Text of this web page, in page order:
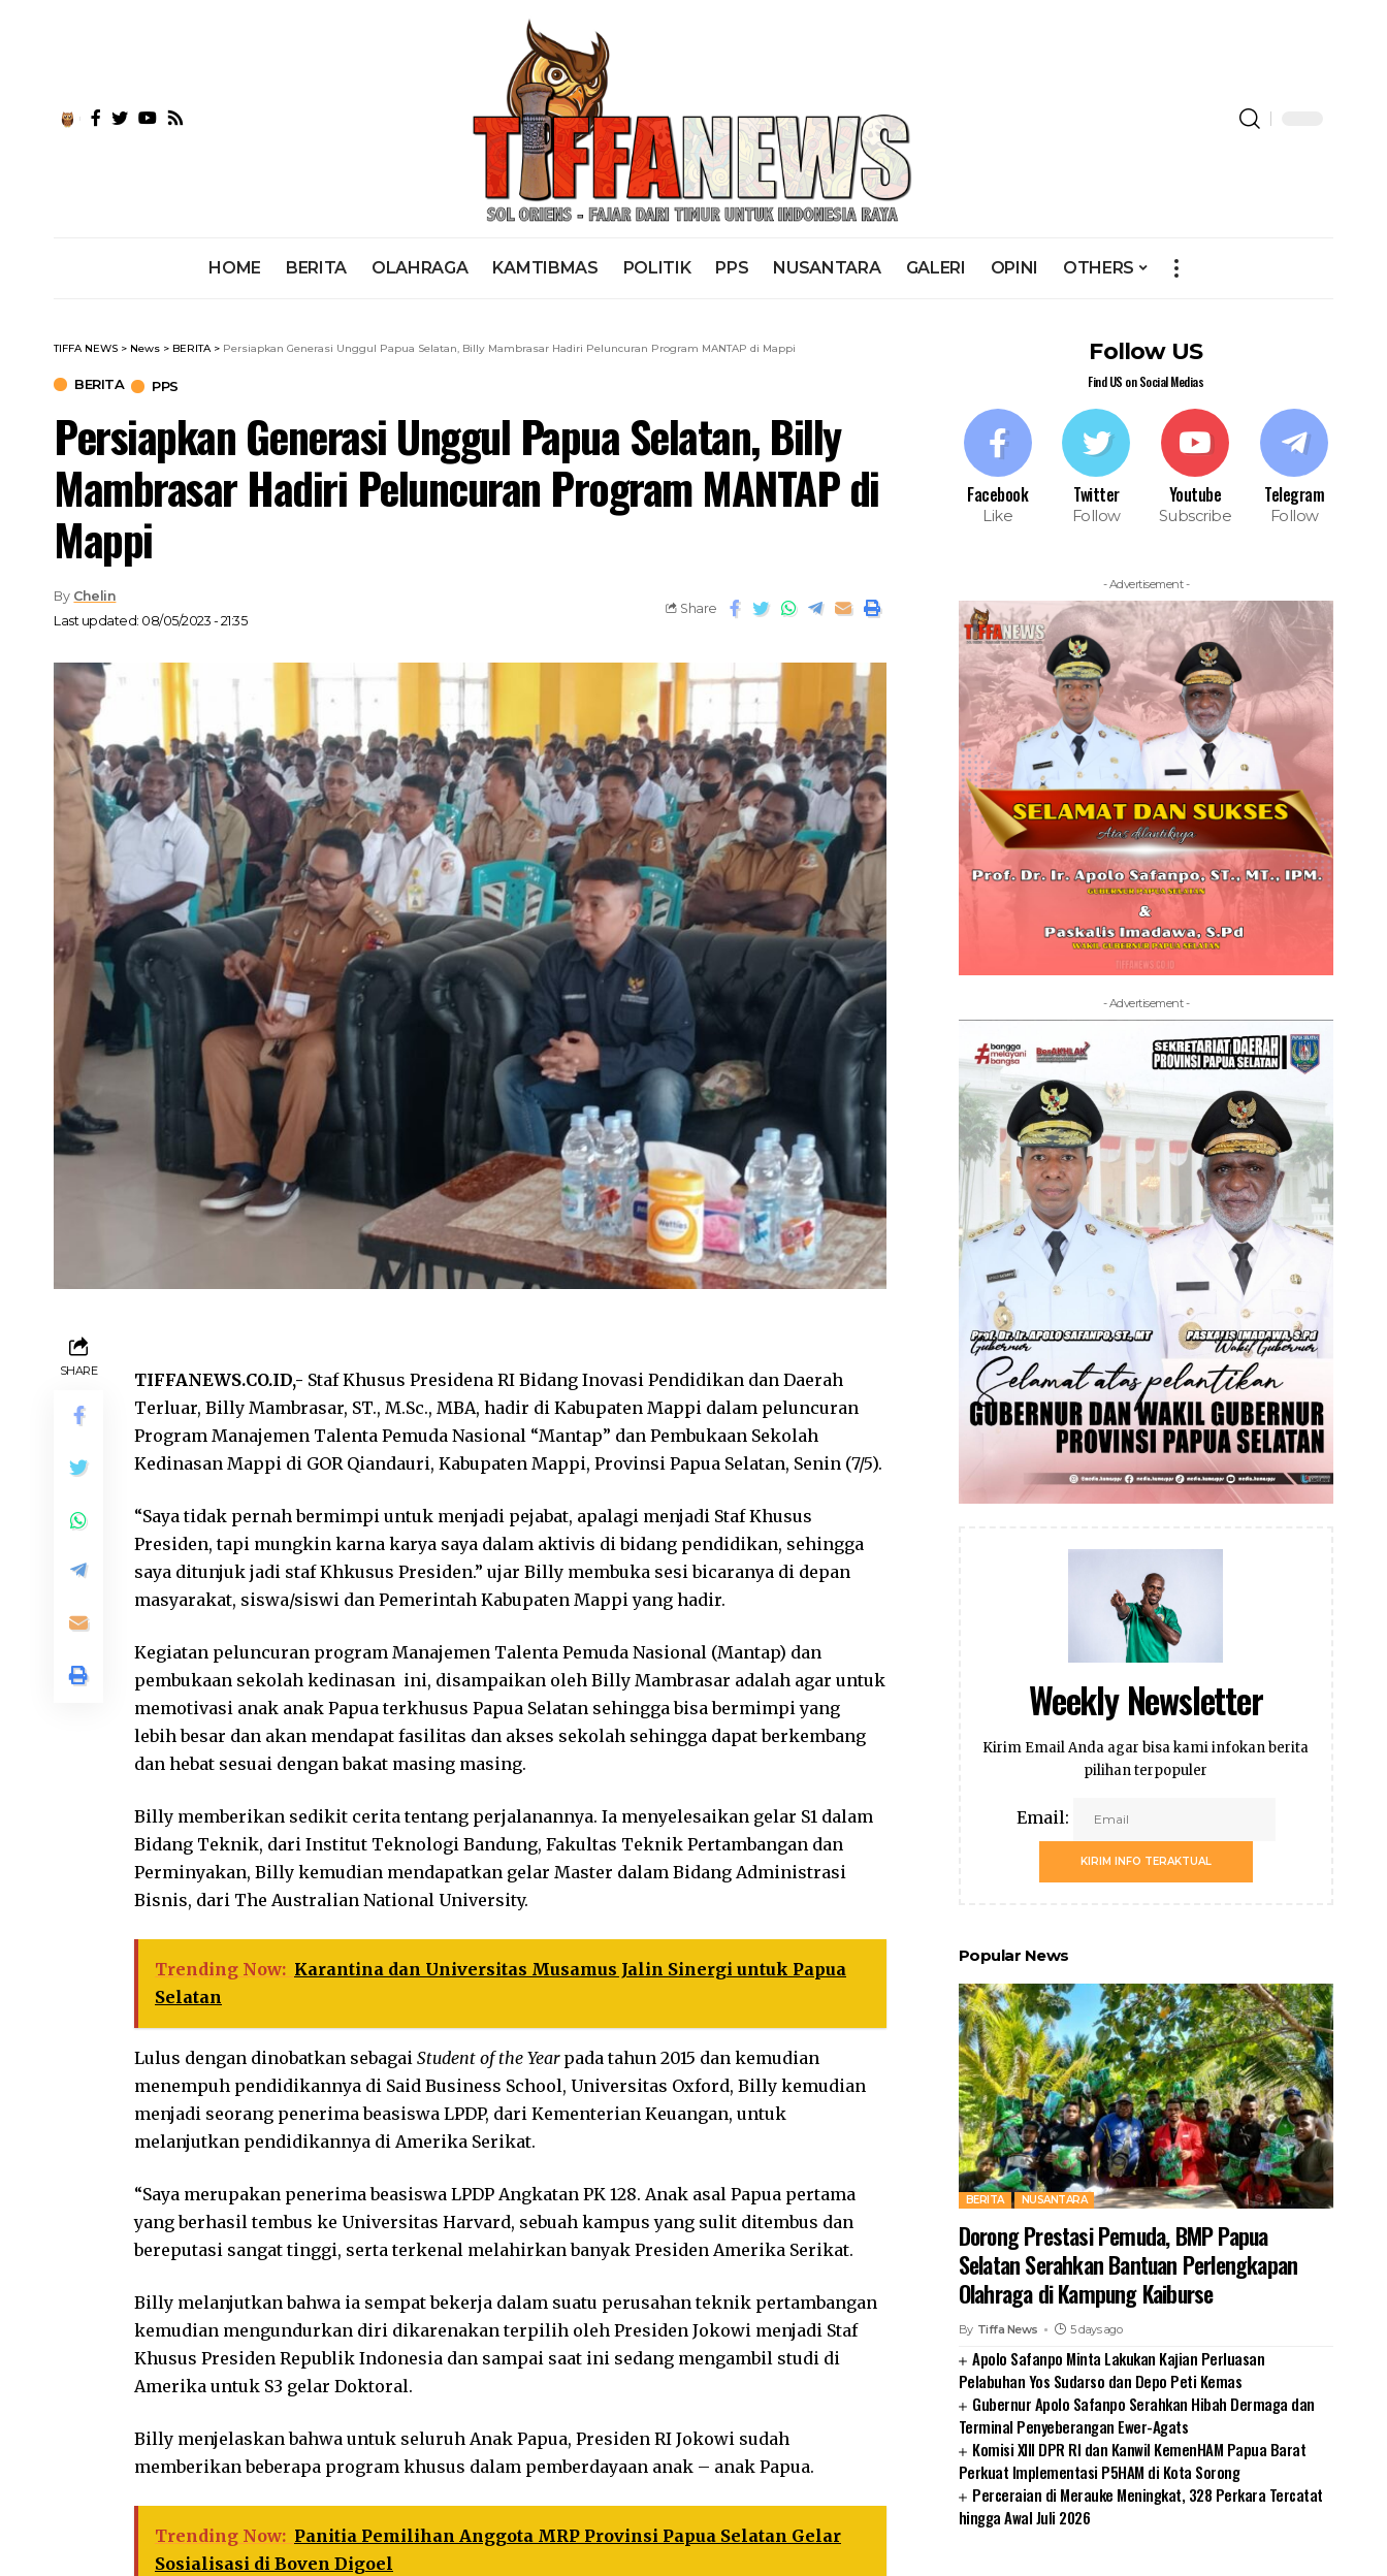
HOME BERITA OLAHRAGA KAMTIBMAS POLITIK PPS NUSANTARA GALERI OPINI OTHERS
TIFFA NEWS > News > BERITA> Persiapkan Generasi Unggul Papua Selatan, Billy Mambrasar Hadiri Peluncuran Program MANTAP di Mappi
BERITA PPS
Persiapkan Generasi Unggul Papua Selatan, Billy
Mambrasar Hadiri Peluncuran Program MANTAP di
Mappi
Last updated: 08/05/2023 - 21:35
By Chelin
Share
SHARE TIFFANEWS.CO.ID,- Staf Khusus Presidena RI Bidang Inovasi Pendidikan dan Daerah
Terluar, Billy Mambrasar, ST., M.Sc., MBA, hadir di Kabupaten Mappi dalam peluncuran
Program Manajemen Talenta Pemuda Nasional “Mantap” dan Pembukaan Sekolah
Kedinasan Mappi di GOR Qiandauri, Kabupaten Mappi, Provinsi Papua Selatan, Senin (7/5).
“Saya tidak pernah bermimpi untuk menjadi pejabat, apalagi menjadi Staf Khusus
Presiden, tapi mungkin karna karya saya dalam aktivis di bidang pendidikan, sehingga
saya ditunjuk jadi staf Khkusus Presiden.” ujar Billy membuka sesi bicaranya di depan
masyarakat, siswa/siswi dan Pemerintah Kabupaten Mappi yang hadir.
Kegiatan peluncuran program Manajemen Talenta Pemuda Nasional (Mantap) dan
pembukaan sekolah kedinasan ini, disampaikan oleh Billy Mambrasar adalah agar untuk
memotivasi anak anak Papua terkhusus Papua Selatan sehingga bisa bermimpi yang
lebih besar dan akan mendapat fasilitas dan akses sekolah sehingga dapat berkembang
dan hebat sesuai dengan bakat masing masing.
Billy memberikan sedikit cerita tentang perjalanannya. Ia menyelesaikan gelar S1 dalam
Bidang Teknik, dari Institut Teknologi Bandung, Fakultas Teknik Pertambangan dan
Perminyakan, Billy kemudian mendapatkan gelar Master dalam Bidang Administrasi
Bisnis, dari The Australian National University.
Trending Now: Karantina dan Universitas Musamus Jalin Sinergi untuk Papua
Selatan
Lulus dengan dinobatkan sebagai Student of the Yearpada tahun 2015 dan kemudian
menempuh pendidikannya di Said Business School, Universitas Oxford, Billy kemudian
menjadi seorang penerima beasiswa LPDP, dari Kementerian Keuangan, untuk
melanjutkan pendidikannya di Amerika Serikat.
“Saya merupakan penerima beasiswa LPDP Angkatan PK 128. Anak asal Papua pertama
yang berhasil tembus ke Universitas Harvard, sebuah kampus yang sulit ditembus dan
bereputasi sangat tinggi, serta terkenal melahirkan banyak Presiden Amerika Serikat.
Billy melanjutkan bahwa ia sempat bekerja dalam suatu perusahan teknik pertambangan
kemudian mengundurkan diri dikarenakan terpilih oleh Presiden Jokowi menjadi Staf
Khusus Presiden Republik Indonesia dan sampai saat ini sedang mengambil studi di
Amerika untuk S3 gelar Doktoral.
Billy menjelaskan bahwa untuk seluruh Anak Papua, Presiden RI Jokowi sudah
memberikan beberapa program khusus dalam pemberdayaan anak – anak Papua.
Trending Now: Panitia Pemilihan Anggota MRP Provinsi Papua Selatan Gelar
Sosialisasi di Boven Digoel
Follow US
Find US on Social Medias
Facebook
Like
Twitter
Follow
Youtube
Subscribe
Telegram
Follow
- Advertisement -
- Advertisement -
Weekly Newsletter
Kirim Email Anda agar bisa kami infokan berita
pilihan terpopuler
Email:
KIRIM INFO TERAKTUAL
Popular News
BERITA NUSANTARA
Dorong Prestasi Pemuda, BMP Papua
Selatan Serahkan Bantuan Perlengkapan
Olahraga di Kampung Kaiburse
By Tiffa News 5 days ago
Apolo Safanpo Minta Lakukan Kajian Perluasan
Pelabuhan Yos Sudarso dan Depo Peti Kemas
Gubernur Apolo Safanpo Serahkan Hibah Dermaga dan
Terminal Penyeberangan Ewer-Agats
Komisi XIII DPR RI dan Kanwil KemenHAM Papua Barat
Perkuat Implementasi P5HAM di Kota Sorong
Perceraian di Merauke Meningkat, 328 Perkara Tercatat
hingga Awal Juli 2026